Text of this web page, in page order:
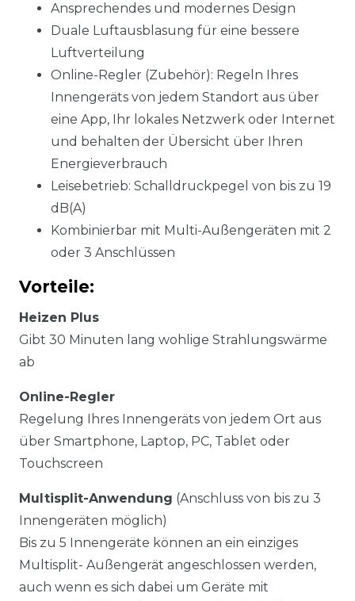
Ansprechendes und modernes Design
Duale Luftausblasung für eine bessere
Luftverteilung
Online-Regler (Zubehör): Regeln Ihres
Innengeräts von jedem Standort aus über
eine App, Ihr lokales Netzwerk oder Internet
und behalten der Übersicht über Ihren
Energieverbrauch
Leisebetrieb: Schalldruckpegel von bis zu 19
dB(A)
Kombinierbar mit Multi-Außengeräten mit 2
oder 3 Anschlüssen
Vorteile:
Heizen Plus
Gibt 30 Minuten lang wohlige Strahlungswärme
ab
Online-Regler
Regelung Ihres Innengeräts von jedem Ort aus
über Smartphone, Laptop, PC, Tablet oder
Touchscreen
Multisplit-Anwendung (Anschluss von bis zu 3
Innengeräten möglich)
Bis zu 5 Innengeräte können an ein einziges
Multisplit- Außengerät angeschlossen werden,
auch wenn es sich dabei um Geräte mit